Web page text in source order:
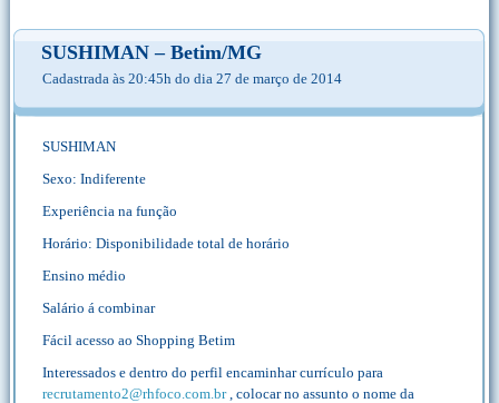
SUSHIMAN – Betim/MG
Cadastrada às 20:45h do dia 27 de março de 2014
SUSHIMAN
Sexo: Indiferente
Experiência na função
Horário: Disponibilidade total de horário
Ensino médio
Salário á combinar
Fácil acesso ao Shopping Betim
Interessados e dentro do perfil encaminhar currículo para
recrutamento2@rhfoco.com.br, colocar no assunto o nome da